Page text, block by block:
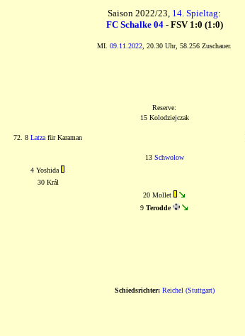
Saison 2022/23, 14. Spieltag:
FC Schalke 04- FSV 1:0 (1:0)
MI. 09.11.2022 , 20.30 Uhr, 58.256 Zuschauer.
Reserve:
15 Kolodziejczak
72. 8 Latzafür Karaman
13 Schwolow
4 Yoshida
30 Král
20 Mollet
9 Terodde
Schiedsrichter: Reichel (Stuttgart)